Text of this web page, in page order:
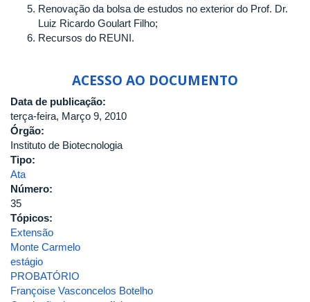
Renovação da bolsa de estudos no exterior do Prof. Dr.
Luiz Ricardo Goulart Filho;
Recursos do REUNI.
ACESSO AO DOCUMENTO
Data de publicação:
terça-feira, Março 9, 2010
Órgão:
Instituto de Biotecnologia
Tipo:
Ata
Número:
35
Tópicos:
Extensão
Monte Carmelo
estágio
PROBATÓRIO
Françoise Vasconcelos Botelho